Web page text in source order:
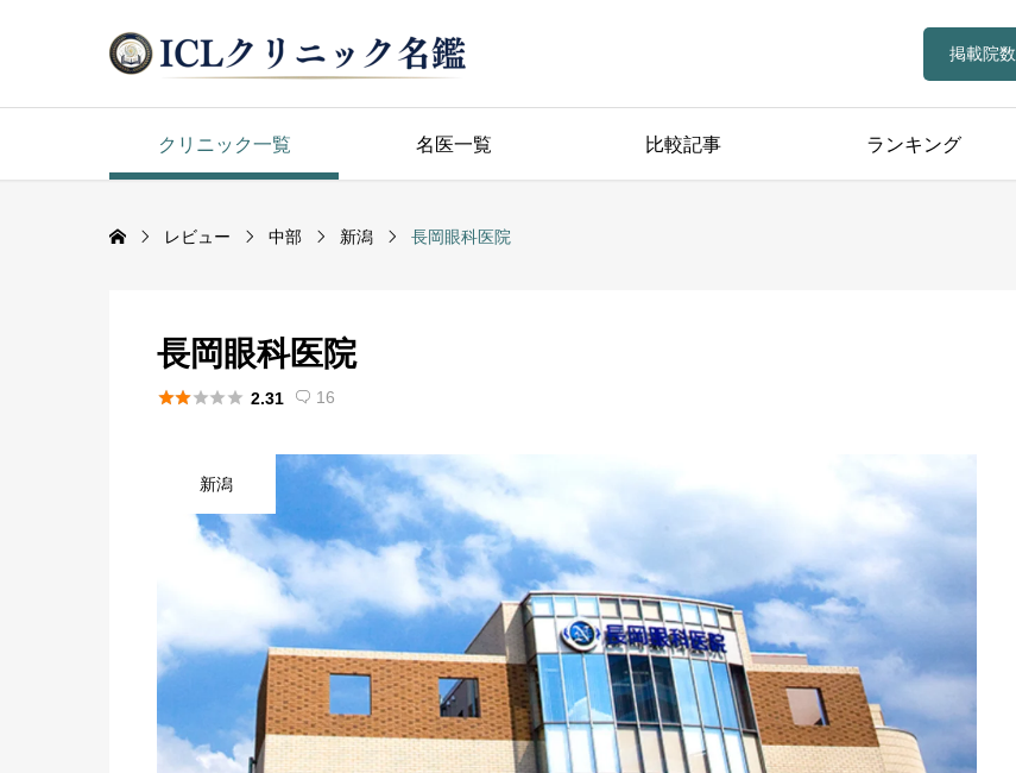
掲載院数
クリニック一覧 名医一覧 比較記事 ランキング
レビュー 中部 新潟 長岡眼科医院
長岡眼科医院
 2.31  16
新潟